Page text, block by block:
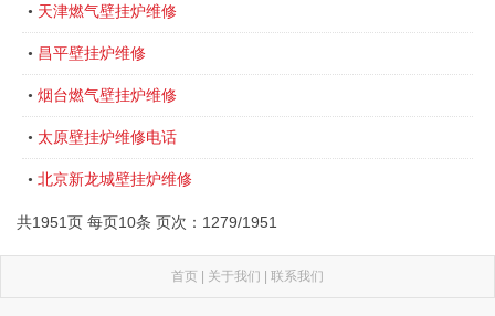
• 天津燃气壁挂炉维修
• 昌平壁挂炉维修
• 烟台燃气壁挂炉维修
• 太原壁挂炉维修电话
• 北京新龙城壁挂炉维修
共1951页 每页10条 页次：1279/1951
首页 | 关于我们 | 联系我们